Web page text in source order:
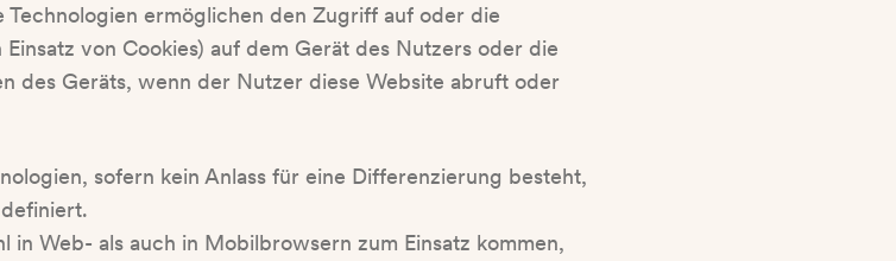
ermöglichen den Zugriff auf oder die
von Cookies) auf dem Gerät des Nutzers oder die
des Geräts, wenn der Nutzer diese Website abruft oder
sofern kein Anlass für eine Differenzierung besteht,
in Web- als auch in Mobilbrowsern zum Einsatz kommen,